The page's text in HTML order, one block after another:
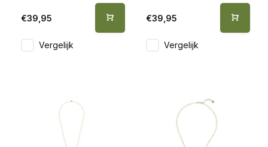
€39,95
Vergelijk
€39,95
Vergelijk